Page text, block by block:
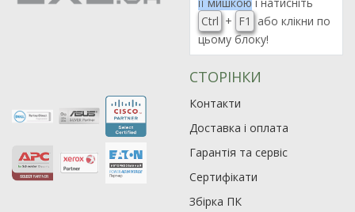
Рейтинг EXE.ua:
975
19
Ctrl + F1
або клікни по
цьому блоку!
СТОРІНКИ
Контакти
Доставка і оплата
Гарантія та сервіс
Сертифікати
Збірка ПК